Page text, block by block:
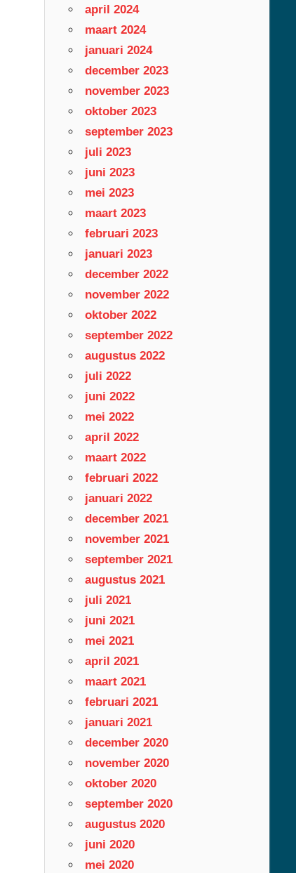
april 2024
maart 2024
januari 2024
december 2023
november 2023
oktober 2023
september 2023
juli 2023
juni 2023
mei 2023
maart 2023
februari 2023
januari 2023
december 2022
november 2022
oktober 2022
september 2022
augustus 2022
juli 2022
juni 2022
mei 2022
april 2022
maart 2022
februari 2022
januari 2022
december 2021
november 2021
september 2021
augustus 2021
juli 2021
juni 2021
mei 2021
april 2021
maart 2021
februari 2021
januari 2021
december 2020
november 2020
oktober 2020
september 2020
augustus 2020
juni 2020
mei 2020